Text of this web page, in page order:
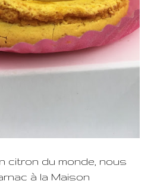
citron du monde, nous
à la Maison